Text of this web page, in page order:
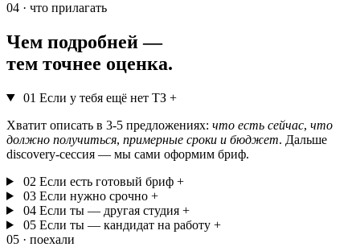
04 · что прилагать
Чем подробней —
тем точнее оценка.
01 Если у тебя ещё нет ТЗ +
Хватит описать в 3-5 предложениях: что есть сейчас, что
должно получиться, примерные сроки и бюджет. Дальше
discovery-сессия — мы сами оформим бриф.
02 Если есть готовый бриф +
03 Если нужно срочно +
04 Если ты — другая студия +
05 Если ты — кандидат на работу +
05 · поехали